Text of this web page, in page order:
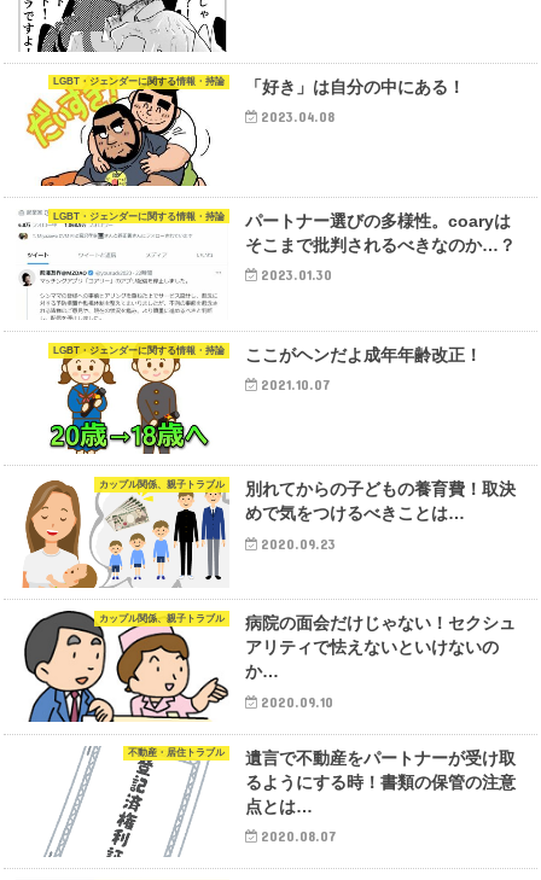
LGBT・ジェンダーに関する情報・持論 「好き」は自分の中にある！
2023.04.08
LGBT・ジェンダーに関する情報・持論
パートナー選びの多様性。coaryは
そこまで批判されるべきなのか…？
2023.01.30
LGBT・ジェンダーに関する情報・持論 ここがヘンだよ成年年齢改正！
2021.10.07
カップル関係、親子トラブル
別れてからの子どもの養育費！取決
めで気をつけるべきことは…
2020.09.23
カップル関係、親子トラブル
病院の面会だけじゃない！セクシュ
アリティで怯えないといけないの
か…
2020.09.10
不動産・居住トラブル
遺言で不動産をパートナーが受け取
るようにする時！書類の保管の注意
点とは…
2020.08.07